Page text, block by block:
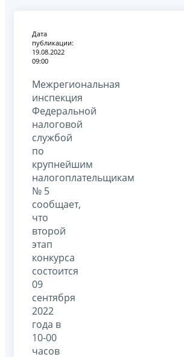
Дата
публикации:
19.08.2022
09:00
Межрегиональная
инспекция
Федеральной
налоговой
службой
по
крупнейшим
налогоплательщикам
№ 5
сообщает,
что
второй
этап
конкурса
состоится
09
сентября
2022
года в
10-00
часов